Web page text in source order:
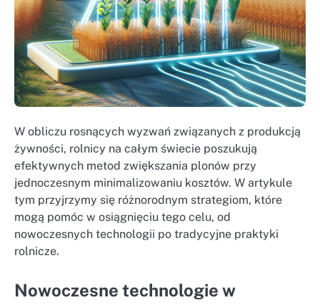
W obliczu rosnących wyzwań związanych z produkcją
żywności, rolnicy na całym świecie poszukują
efektywnych metod zwiększania plonów przy
jednoczesnym minimalizowaniu kosztów. W artykule
tym przyjrzymy się różnorodnym strategiom, które
mogą pomóc w osiągnięciu tego celu, od
nowoczesnych technologii po tradycyjne praktyki
rolnicze.
Nowoczesne technologie w